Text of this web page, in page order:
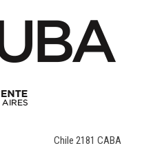
Chile 2181 CABA